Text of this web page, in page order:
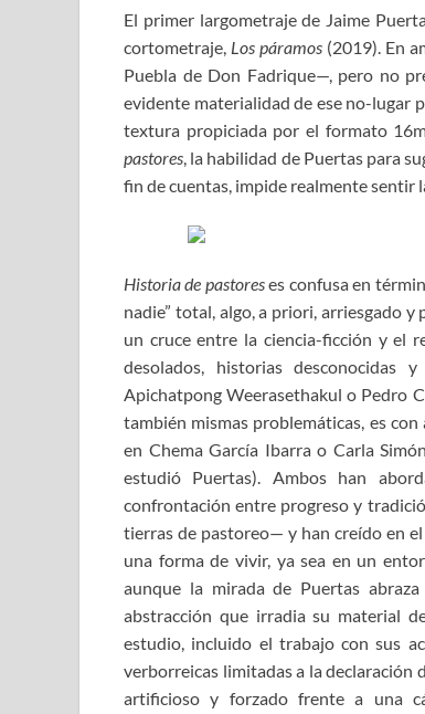
o
k
r
o
n
n
k
e
e
s
t
El primer largometraje de Jaime
cortometraje, Los páramos (2019). En
Puebla de Don Fadrique—, pero no
evidente materialidad de ese no-lugar
textura propiciada por el formato
pastores, la habilidad de Puertas para
fin de cuentas, impide realmente sentir
Historia de pastoreses confusa en
nadie” total, algo, a priori, arriesgado
un cruce entre la ciencia-ficción y el
desolados, historias desconocidas
Apichatpong Weerasethakul o Pedro
también mismas problemáticas, es
en Chema García Ibarra o Carla
estudió Puertas). Ambos han
confrontación entre progreso y
tierras de pastoreo— y han creído en
una forma de vivir, ya sea en un
aunque la mirada de Puertas
abstracción que irradia su material
estudio, incluido el trabajo con sus
verborreicas limitadas a la declaración
artificioso y forzado frente a una